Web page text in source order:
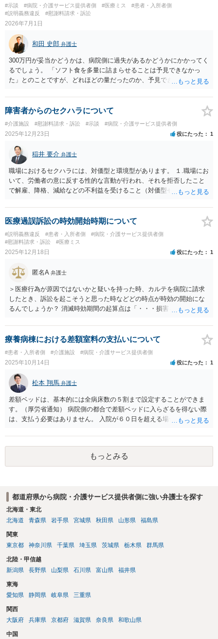
#示談 #病院・介護サービス提供者側 #医療ミス
#患者・入所者側
#説明義務違反
#慰謝料請求・訴訟
2026年7月1日
和田 史郎 弁護士
300万円が妥当かどうかは、病院側に過失があるかどうかにかかってく
るでしょう。 「ソフト食を多量に詰まらせることは予見できなかっ
た」とのことですが、どれほどの量だったのか、予見できなかったこ
といえるのか等々が問題になると思います。 看護記録などの資料を取
り寄せて分析する必要がありそうです。
障害者からのセクハラについて
#介護施設 #慰謝料請求・訴訟 #示談 #病院・介護サービス提供者側
2025年12月23日 役にたった 1
稲井 要介 弁護士
職場におけるセクハラには、対価型と環境型があります。 １.職場にお
いて、労働者の意に反する性的な言動が行われ、それを拒否したこと
で解雇、降格、減給などの不利益を受けること（対価型セクシュアル
のとなったため、労働者の能力の発揮に大きな悪影響が生じること
（環境型セクシュアルハラスメント） 本件の女性患者による下ネタ話
は、環境型セクハラに該当する可能性があります。 事業主はセクハラ
防止義務を負うので、弁護士に注意喚起してもらう前に、職場の上司
や労務担当者に対応を検討してもらうことが考えられます。 なお、セ
高くても50万円を超えることはないといえます。
医療過誤訴訟の時効開始時期について
#説明義務違反 #患者・入所者側
#病院・介護サービス提供者側
#慰謝料請求・訴訟
#医療ミス
2025年12月18日 役にたった 1
匿名A 弁護士
＞医療行為が原因ではないかと疑いを持った時、カルテを病院に請求
したとき、訴訟を起こそうと思った時などどの時点が時効の開始にな
るんでしょうか？ 消滅時効期間の起算点は「・・・損害を知ったと
例えばカルテを取り寄せてから医学的検討ができる相当期間経過後の
時点からスタートすると扱われることが多いでしょう。
療養病棟における差額室料の支払いについて
#患者・入所者側 #介護施設 #病院・介護サービス提供者側
2025年10月14日 役にたった 1
松本 翔馬 弁護士
差額ベッドは、基本的には全病床数の５割まで設定することができま
す。（厚労省通知） 病院側の都合で差額ベッドに入らざるを得ない際
は、支払う必要はありません。 入院が６０日を超える場合に、全室差
しょう。
もっとみる
都道府県から病院・介護サービス提供者側に強い弁護士を探す
北海道・東北
北海道
青森県 岩手県 宮城県 秋田県 山形県 福島県
関東
東京都
神奈川県 千葉県 埼玉県 茨城県 栃木県 群馬県
北陸・甲信越
新潟県
長野県 山梨県 石川県 富山県 福井県
東海
愛知県
静岡県 岐阜県 三重県
関西
大阪府
兵庫県 京都府 滋賀県 奈良県 和歌山県
中国